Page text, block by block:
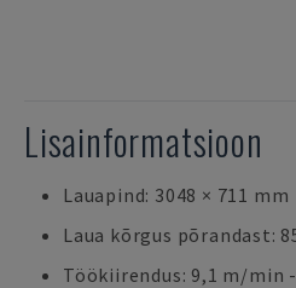
Lisainformatsioon
Lauapind: 3048 × 711 mm
Laua kõrgus põrandast:
Töökiirendus: 9,1 m/min